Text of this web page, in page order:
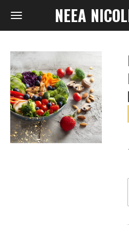
Siirry
pääsisältöön
NEEA